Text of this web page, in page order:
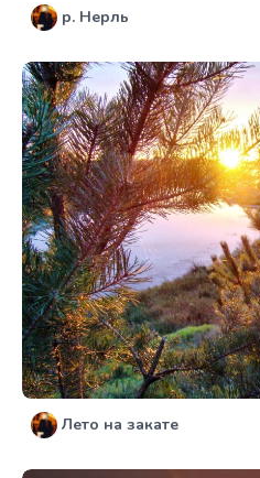
р. Нерль
Лето на закате